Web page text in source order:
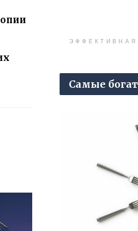
ЭФФЕКТИВНАЯ
Самые